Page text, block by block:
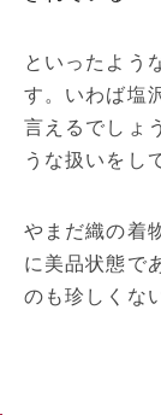
といったよう
す。いわば塩
言えるでしょ
うな扱いをし
やまだ織の着
に美品状態で
のも珍しくな